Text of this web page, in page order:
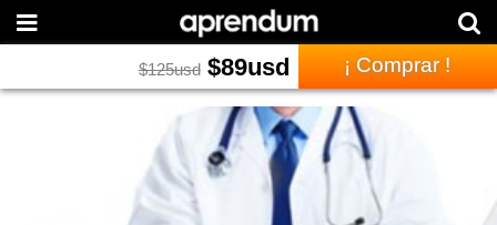
$125usd $89usd ¡ Comprar !